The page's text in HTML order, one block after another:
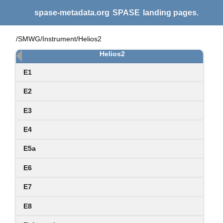
spase-metadata.org SPASE landing pages.
/SMWG/Instrument/Helios2
Helios2
E1
E2
E3
E4
E5a
E6
E7
E8